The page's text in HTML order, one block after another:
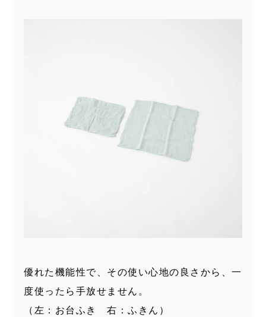
優れた機能性で、その使い心地の良さから、一
度使ったら手放せません。
（左：お台ふき 右：ふきん）